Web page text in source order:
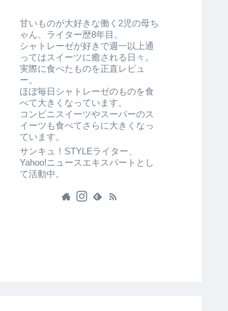
甘いものが大好きな働く2児の母ち
ゃん、ライター歴8年目。
シャトレーゼが好きで週一以上通
ってはスイーツに癒される日々。
実際に食べたものを正直レビュ
ー。
ほぼ毎日シャトレーゼのものを食
べて大きくなっています。
コンビニスイーツやスーパーのス
イーツも食べてさらに大きくなっ
ています。
サンキュ！STYLEライター、
Yahoo!ニュースエキスパートとし
て活動中。